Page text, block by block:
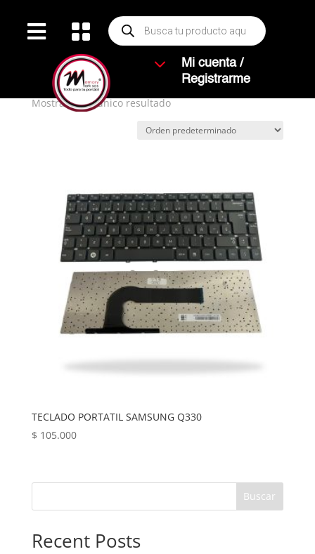
  Búsqueda
de
productos
3
Mi cuenta /
Registrarme
/ Productos etiquetados “INTENO”
INTENO
Mostrando el único resultado
TECLADO PORTATIL SAMSUNG Q330
$ 105.000
Buscar
Recent Posts